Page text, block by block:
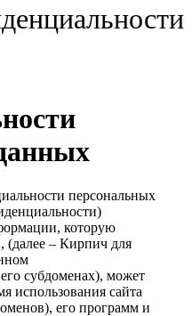
персональных
которую
, (далее – Кирпич для
субдоменах), может
использования сайта
его программ и